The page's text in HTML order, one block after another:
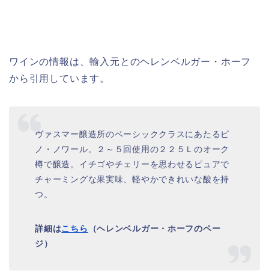
ワインの情報は、輸入元とのヘレンベルガー・ホーフ
から引用しています。
ヴァスマー醸造所のベーシッククラスにあたるピ
ノ・ノワール。２～５回使用の２２５Ｌのオーク
樽で醸造。イチゴやチェリーを思わせるピュアで
チャーミングな果実味、軽やかできれいな酸を持
つ。
詳細はこちら （ヘレンベルガー・ホーフのペー
ジ）